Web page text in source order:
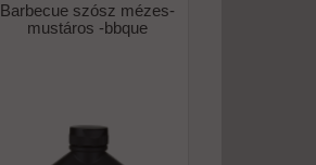
Barbecue szósz mézes-
mustáros -bbque